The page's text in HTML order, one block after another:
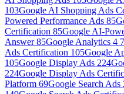
103Google AI Shopping Ads
Powered Performance Ads 85
Certification 85Google AI-
Answer85Google Analytics 4
Ads Certification 105Google
105Google Display Ads 224
224Google Display Ads
Platform 69Google Search Ads